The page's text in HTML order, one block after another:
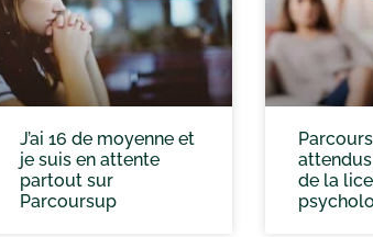
J’ai 16 de moyenne et
je suis en attente
partout sur
Parcoursup
de la